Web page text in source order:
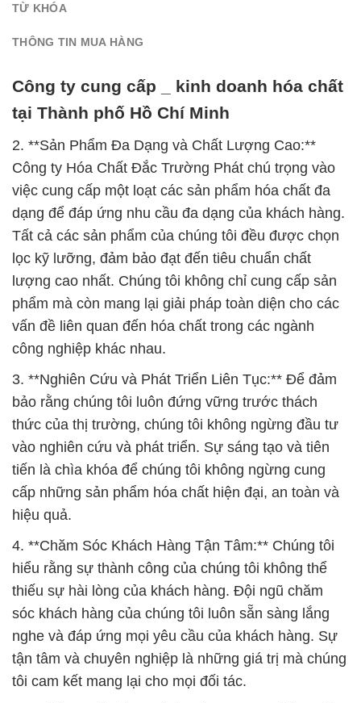
TỪ KHÓA
THÔNG TIN MUA HÀNG
Công ty cung cấp _ kinh doanh hóa chất
tại Thành phố Hồ Chí Minh
2. **Sản Phẩm Đa Dạng và Chất Lượng Cao:**
Công ty Hóa Chất Đắc Trường Phát chú trọng vào
việc cung cấp một loạt các sản phẩm hóa chất đa
dạng để đáp ứng nhu cầu đa dạng của khách hàng.
Tất cả các sản phẩm của chúng tôi đều được chọn
lọc kỹ lưỡng, đảm bảo đạt đến tiêu chuẩn chất
lượng cao nhất. Chúng tôi không chỉ cung cấp sản
phẩm mà còn mang lại giải pháp toàn diện cho các
vấn đề liên quan đến hóa chất trong các ngành
công nghiệp khác nhau.
3. **Nghiên Cứu và Phát Triển Liên Tục:** Để đảm
bảo rằng chúng tôi luôn đứng vững trước thách
thức của thị trường, chúng tôi không ngừng đầu tư
vào nghiên cứu và phát triển. Sự sáng tạo và tiên
tiến là chìa khóa để chúng tôi không ngừng cung
cấp những sản phẩm hóa chất hiện đại, an toàn và
hiệu quả.
4. **Chăm Sóc Khách Hàng Tận Tâm:** Chúng tôi
hiểu rằng sự thành công của chúng tôi không thể
thiếu sự hài lòng của khách hàng. Đội ngũ chăm
sóc khách hàng của chúng tôi luôn sẵn sàng lắng
nghe và đáp ứng mọi yêu cầu của khách hàng. Sự
tận tâm và chuyên nghiệp là những giá trị mà chúng
tôi cam kết mang lại cho mọi đối tác.